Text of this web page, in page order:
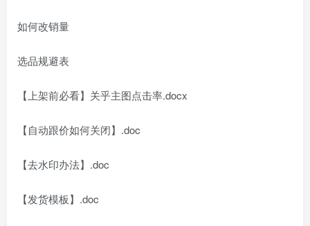
如何改销量
选品规避表
【上架前必看】关乎主图点击率.docx
【自动跟价如何关闭】.doc
【去水印办法】.doc
【发货模板】.doc